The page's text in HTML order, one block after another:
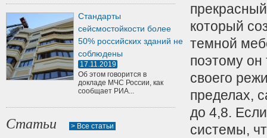
Стандарты
сейсмостойкости более
50% российских зданий не
соблюдены
17.11.2019
Об этом говорится в
докладе МЧС России, как
сообщает РИА...
Статьи > Все статьи
который
темной
поэтому он
своего
пределах,
до 4,8.
системы,